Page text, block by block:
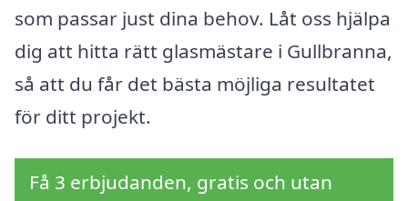
som passar just dina behov. Låt oss hjälpa
dig att hitta rätt glasmästare i Gullbranna,
så att du får det bästa möjliga resultatet
för ditt projekt.
Få 3 erbjudanden, gratis och utan